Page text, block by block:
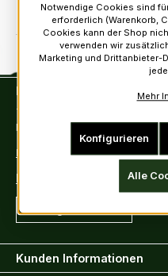
Tel: +49 (0)6222-388030
Fax: +49 (0)6222-388031
E-Mail:
Vertrag widerrufen
Kunden Informationen
Notwendige Cookies sind
erforderlich (Warenkorb,
Cookies kann der Shop
verwenden wir
Marketing und Drittanbieter-
Mehr
Konfigurieren
Alle